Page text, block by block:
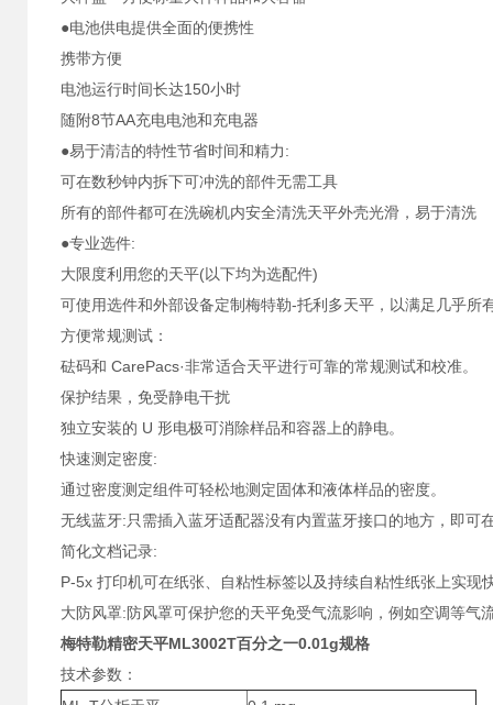
●电池供电提供全面的便携性
携带方便
电池运行时间长达150小时
随附8节AA充电电池和充电器
●易于清洁的特性节省时间和精力:
可在数秒钟内拆下可冲洗的部件无需工具
所有的部件都可在洗碗机内安全清洗天平外壳光滑，易于清洗
●专业选件:
大限度利用您的天平(以下均为选配件)
可使用选件和外部设备定制梅特勒-托利多天平，以满足几乎
方便常规测试：
砝码和 CarePacs·非常适合天平进行可靠的常规测试和校准。
保护结果，免受静电干扰
独立安装的 U 形电极可消除样品和容器上的静电。
快速测定密度:
通过密度测定组件可轻松地测定固体和液体样品的密度。
无线蓝牙:只需插入蓝牙适配器没有内置蓝牙接口的地方，即
简化文档记录:
P-5x 打印机可在纸张、自粘性标签以及持续自粘性纸张上实现
大防风罩:防风罩可保护您的天平免受气流影响，例如空调等气
梅特勒精密天平ML3002T百分之一0.01g规格
技术参数：